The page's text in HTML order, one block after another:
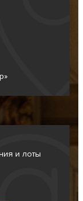
и лоты